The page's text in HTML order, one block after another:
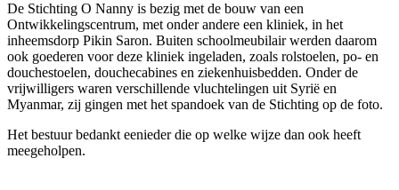
De Stichting O Nanny is bezig met de bouw van een
Ontwikkelingscentrum, met onder andere een kliniek, in het
inheemsdorp Pikin Saron. Buiten schoolmeubilair werden daarom
ook goederen voor deze kliniek ingeladen, zoals rolstoelen, po- en
douchestoelen, douchecabines en ziekenhuisbedden. Onder de
vrijwilligers waren verschillende vluchtelingen uit Syrië en
Myanmar, zij gingen met het spandoek van de Stichting op de foto.
Het bestuur bedankt eenieder die op welke wijze dan ook heeft
meegeholpen.